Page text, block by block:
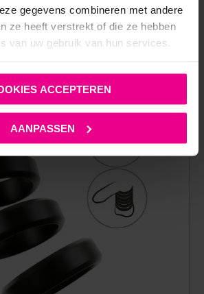
gegevens combineren met andere
ze heeft verstrekt of die ze hebben
van uw gebruik van hun services.
ACCEPTEREN
AANPASSEN
BEKEKEN OOK: